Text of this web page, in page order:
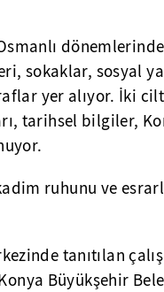
sokaklar, sosyal
yer alıyor. İki
tarihsel bilgiler,
ruhunu ve
tanıtılan
Büyükşehir